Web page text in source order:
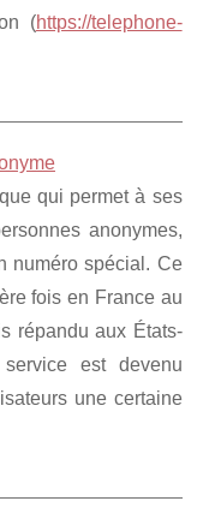
(https://telephone-
qui permet à ses
anonymes,
numéro spécial. Ce
fois en France au
répandu aux États-
est devenu
une certaine